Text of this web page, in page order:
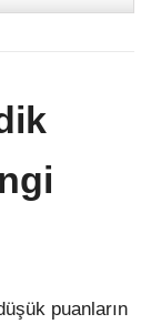
puanların